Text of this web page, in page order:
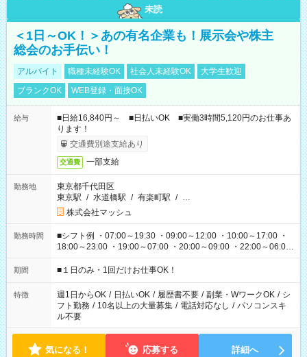
未読
＜1日～OK！＞あの有名企業も！展示会や株主
総会のお手伝い！
アルバイト 職種未経験OK 社会人未経験OK
大学生歓迎
ブランクOK
WEB登録・面接OK
給与
■日給16,840円～ ■日払いOK ■実働3時間5,120円のお仕事あ
ります！
交通費別途支給あり
交通費 一部支給
勤務地
東京都千代田区
東京駅 / 水道橋駅 / 有楽町駅 / …
株式会社マッシュ
勤務時間
■シフト例 ・07:00～19:30 ・09:00～12:00 ・10:00～17:00 ・
18:00～23:00 ・19:00～07:00 ・20:00～09:00 ・22:00～06:00
etc ★最短で3時間で5,120円のお仕事から 15時間で2万円近く稼
げるお仕事も！ ご希望のお時間に合わせてご紹介！ ※シフトは
ください！
期間 ■１日のみ・1回だけお仕事OK！
特徴 週1日からOK / 日払いOK / 履歴書不要 / 副業・WワークOK / シ
フト勤務 / 10名以上の大量募集 / 電話対応なし / パソコンスキ
ル不要
気になる！ 応募する 詳細へ